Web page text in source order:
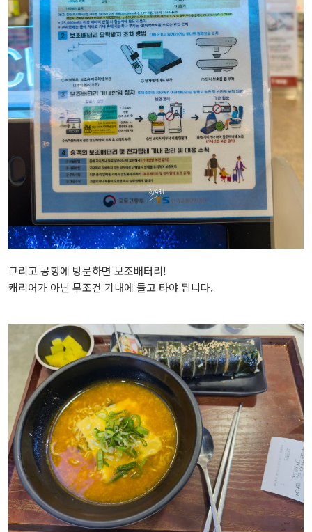
그리고 공항에 방문하면 보조배터리!
캐리어가 아닌 무조건 기내에 들고 타야 됩니다.